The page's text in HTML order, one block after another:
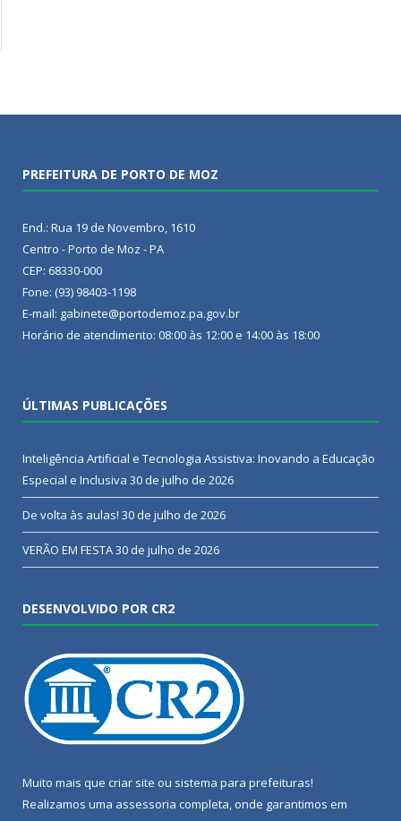
PREFEITURA DE PORTO DE MOZ
End.: Rua 19 de Novembro, 1610
Centro - Porto de Moz - PA
CEP: 68330-000
Fone: (93) 98403-1198
E-mail: gabinete@portodemoz.pa.gov.br
Horário de atendimento: 08:00 às 12:00 e 14:00 às 18:00
ÚLTIMAS PUBLICAÇÕES
Inteligência Artificial e Tecnologia Assistiva: Inovando a Educação
Especial e Inclusiva 30 de julho de 2026
De volta às aulas! 30 de julho de 2026
VERÃO EM FESTA30 de julho de 2026
DESENVOLVIDO POR CR2
Muito mais que criar site ou sistema para prefeituras!
Realizamos uma assessoria completa, onde garantimos em